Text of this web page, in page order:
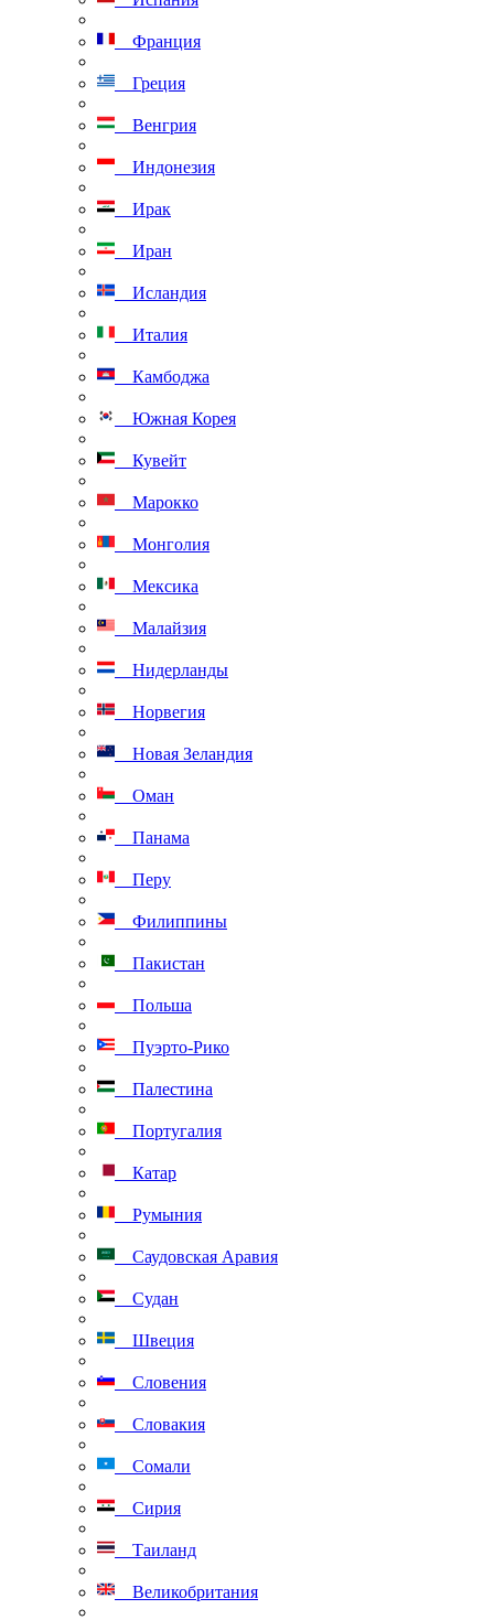
Франция
Греция
Венгрия
Индонезия
Ирак
Иран
Исландия
Италия
Камбоджа
Южная Корея
Кувейт
Марокко
Монголия
Мексика
Малайзия
Нидерланды
Норвегия
Новая Зеландия
Оман
Панама
Перу
Филиппины
Пакистан
Польша
Пуэрто-Рико
Палестина
Португалия
Катар
Румыния
Саудовская Аравия
Судан
Швеция
Словения
Словакия
Сомали
Сирия
Таиланд
Великобритания